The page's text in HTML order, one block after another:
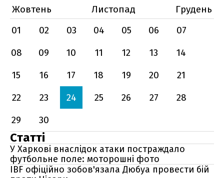
Жовтень
Листопад
Грудень
01
02 03 04 05 06
07
08
09 10 11 12 13
14
15
16 17 18 19 20
21
22
23 24 25 26 27
28
29
30
Статті
У Харкові внаслідок атаки постраждало
футбольне поле: моторошні фото
IBF офіційно зобов'язала Дюбуа провести бій